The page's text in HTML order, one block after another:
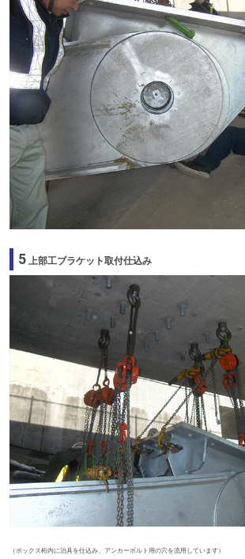
5 上部工ブラケット取付仕込み
（ボックス桁内に治具を仕込み、アンカーボルト用の穴を流用しています）